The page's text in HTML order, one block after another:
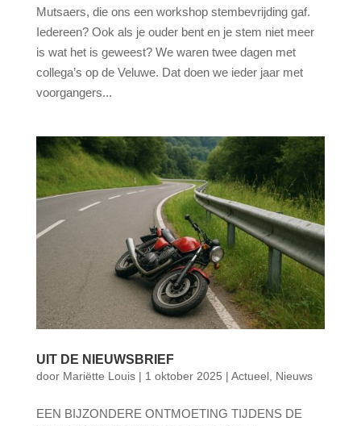
Mutsaers, die ons een workshop stembevrijding gaf.
Iedereen? Ook als je ouder bent en je stem niet meer
is wat het is geweest? We waren twee dagen met
collega’s op de Veluwe. Dat doen we ieder jaar met
voorgangers...
UIT DE NIEUWSBRIEF
door Mariëtte Louis| 1 oktober 2025 | Actueel, Nieuws
EEN BIJZONDERE ONTMOETING TIJDENS DE